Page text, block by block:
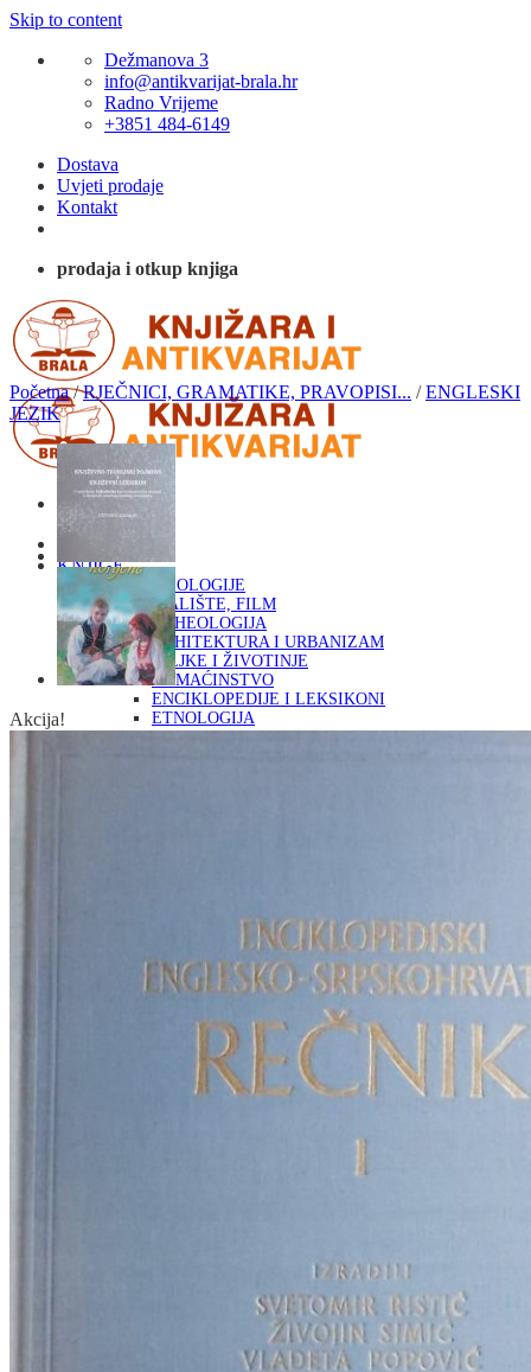
Skip to content
Dežmanova 3
info@antikvarijat-brala.hr
Radno Vrijeme
+3851 484-6149
Dostava
Uvjeti prodaje
Kontakt
prodaja i otkup knjiga
KNJIGE
OD ARHEOLOGIJE
DO KAZALIŠTE, FILM
ARHEOLOGIJA
ARHITEKTURA I URBANIZAM
BILJKE I ŽIVOTINJE
DOMAĆINSTVO
ENCIKLOPEDIJE I LEKSIKONI
ETNOLOGIJA
POVIJEST I PUBLICISTIKA
PRIRODNE ZNANOSTI
PSIHOLOGIJA, POPULARNA PSIHOLOGIJA,
ALTERNATIVA
RELIGIJA
DO ZEMLJOVIDA
RJEČNICI, GRAMATIKE, PRAVOPISI…
TEORIJA I POVIJEST KNJIŽEVNOSTI
Početna / RJEČNICI, GRAMATIKE, PRAVOPISI... / ENGLESKI
JEZIK
Akcija!